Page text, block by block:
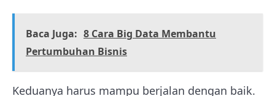
Baca Juga: 8 Cara Big Data Membantu
Pertumbuhan Bisnis
Keduanya harus mampu berjalan dengan baik.